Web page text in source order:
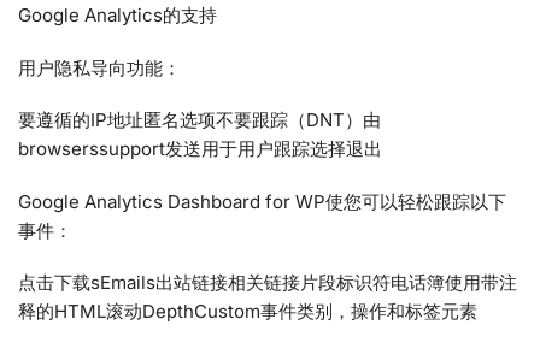
Google Analytics的支持
用户隐私导向功能：
要遵循的IP地址匿名选项不要跟踪（DNT）由
browserssupport发送用于用户跟踪选择退出
Google Analytics Dashboard for WP使您可以轻松跟踪以下
事件：
点击下载sEmails出站链接相关链接片段标识符电话簿使用带注
释的HTML滚动DepthCustom事件类别，操作和标签元素